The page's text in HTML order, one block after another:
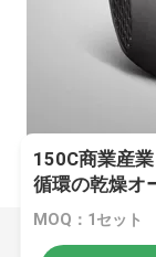
150C商業産
循環の乾燥オ
MOQ：1セット